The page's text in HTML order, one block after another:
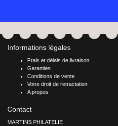
Informations légales
Frais et délais de livraison
Garanties
Conditions de vente
Votre droit de retractation
A propos
Contact
MARTINS PHILATELIE